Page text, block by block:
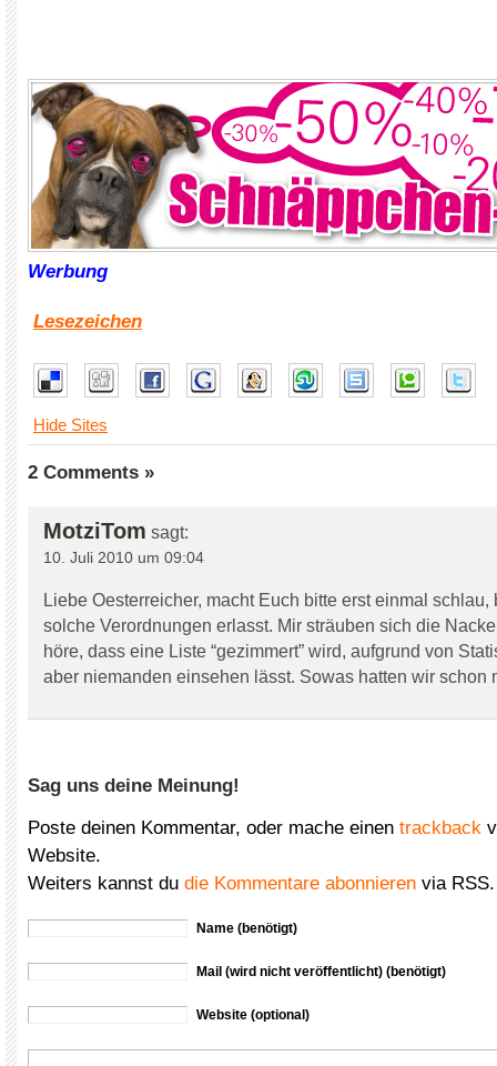
Werbung
Lesezeichen
Hide Sites
2 Comments »
MotziTom sagt:
10. Juli 2010 um 09:04
Liebe Oesterreicher, macht Euch bitte erst einmal schlau,
solche Verordnungen erlasst. Mir sträuben sich die
höre, dass eine Liste “gezimmert” wird, aufgrund von
aber niemanden einsehen lässt. Sowas hatten wir schon
Sag uns deine Meinung!
Poste deinen Kommentar, oder mache einen trackback
Website.
Weiters kannst du die Kommentare abonnieren via RSS.
Name (benötigt)
Mail (wird nicht veröffentlicht) (benötigt)
Website (optional)